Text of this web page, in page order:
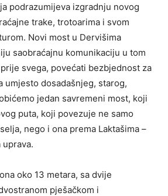
podrazumijeva izgradnju novog
trake, trotoarima i svom
Novi most u Dervišima
saobraćajnu komunikaciju u tom
svega, povećati bezbjednost za
umjesto dosadašnjeg, starog,
jedan savremeni most, koji
puta, koji povezuje ne samo
nego i ona prema Laktašima –
uprava.
oko 13 metara, sa dvije
pješačkom i